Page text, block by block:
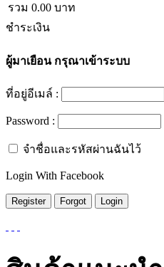
รวม 0.00 บาท
ชำระเงิน
ผู้มาเยือนกรุณาเข้าระบบ
ที่อยู่อีเมล์ :
Password :
จำชื่อและรหัสผ่านฉันไว้
Login With Facebook